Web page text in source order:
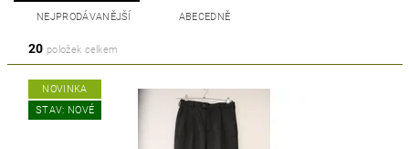
NEJPRODÁVANĚJŠÍ ABECEDNĚ
20 položek celkem
NOVINKA
STAV: NOVÉ